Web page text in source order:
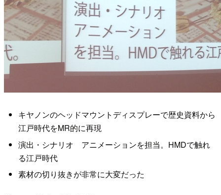
キヤノンのヘッドマウントディスプレーで歴史資料から
江戸時代をMR的に再現
演出・シナリオ アニメーションを担当。HMDで触れ
る江戸時代
素材の切り抜きが非常に大変だった